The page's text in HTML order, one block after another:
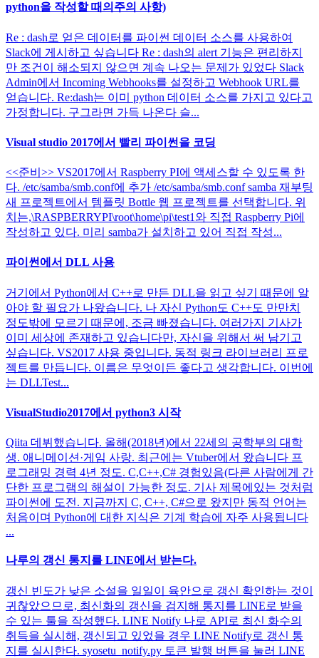
python을 작성할 때의주의 사항)
Re : dash로 얻은 데이터를 파이썬 데이터 소스를 사용하여
Slack에 게시하고 싶습니다 Re : dash의 alert 기능은 편리하지
만 조건이 해소되지 않으면 계속 나오는 문제가 있었다 Slack
Admin에서 Incoming Webhooks를 설정하고 Webhook URL를
얻습니다. Re:dash는 이미 python 데이터 소스를 가지고 있다고
가정합니다. 구그라면 가득 나온다 슬...
Visual studio 2017에서 빨리 파이썬을 코딩
<<준비>> VS2017에서 Raspberry PI에 액세스할 수 있도록 한
다. /etc/samba/smb.conf에 추가 /etc/samba/smb.conf samba 재부팅
새 프로젝트에서 템플릿 Bottle 웹 프로젝트를 선택합니다. 위
치는,\RASPBERRYPI\root\home\pi\test1와 직접 Raspberry Pi에
작성하고 있다. 미리 samba가 설치하고 있어 직접 작성...
파이썬에서 DLL 사용
거기에서 Python에서 C++로 만든 DLL을 읽고 싶기 때문에 알
아야 할 필요가 나왔습니다. 나 자신 Python도 C++도 만만치
정도밖에 모르기 때문에, 조금 빠졌습니다. 여러가지 기사가
이미 세상에 존재하고 있습니다만, 자신을 위해서 써 남기고
싶습니다. VS2017 사용 중입니다. 동적 링크 라이브러리 프로
젝트를 만듭니다. 이름은 무엇이든 좋다고 생각합니다. 이번에
는 DLLTest...
VisualStudio2017에서 python3 시작
Qiita 데뷔했습니다. 올해(2018년)에서 22세의 공학부의 대학
생. 애니메이션·게임 사랑. 최근에는 Vtuber에서 왔습니다 프
로그래밍 경력 4년 정도. C,C++,C# 경험있음(다른 사람에게 간
단한 프로그램의 해설이 가능한 정도. 기사 제목에있는 것처럼
파이썬에 도전. 지금까지 C, C++, C#으로 왔지만 동적 언어는
처음이며 Python에 대한 지식은 기계 학습에 자주 사용됩니다
...
나루의 갱신 통지를 LINE에서 받는다.
갱신 빈도가 낮은 소설을 일일이 육안으로 갱신 확인하는 것이
귀찮았으므로, 최신화의 갱신을 검지해 통지를 LINE로 받을
수 있는 툴을 작성했다. LINE Notify 나로 API로 최신 화수의
취득을 실시해, 갱신되고 있었을 경우 LINE Notify로 갱신 통
지를 실시한다. syosetu_notify.py 토큰 발행 버튼을 눌러 LINE